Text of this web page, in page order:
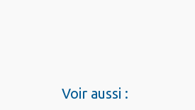
Voir aussi :